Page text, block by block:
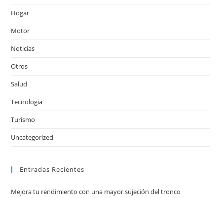
Hogar
Motor
Noticias
Otros
Salud
Tecnologia
Turismo
Uncategorized
Entradas Recientes
Mejora tu rendimiento con una mayor sujeción del tronco